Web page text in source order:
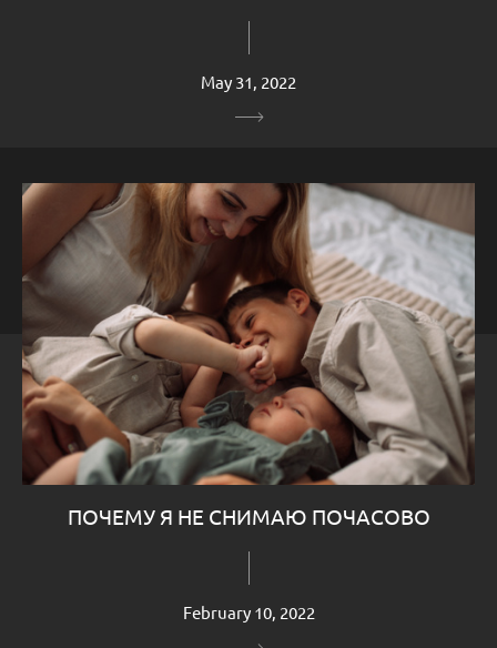
May 31, 2022
ПОЧЕМУ Я НЕ СНИМАЮ ПОЧАСОВО
February 10, 2022